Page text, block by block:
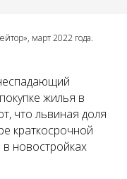
март 2022 года.
жилья в
что львиная доля
краткосрочной
новостройках